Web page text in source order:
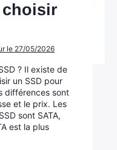
choisir
le 27/05/2026
? Il existe de
un SSD pour
différences sont
et le prix. Les
sont SATA,
est la plus